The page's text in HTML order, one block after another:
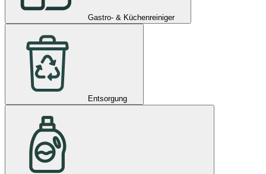
Gastro- & Küchenreiniger
Entsorgung